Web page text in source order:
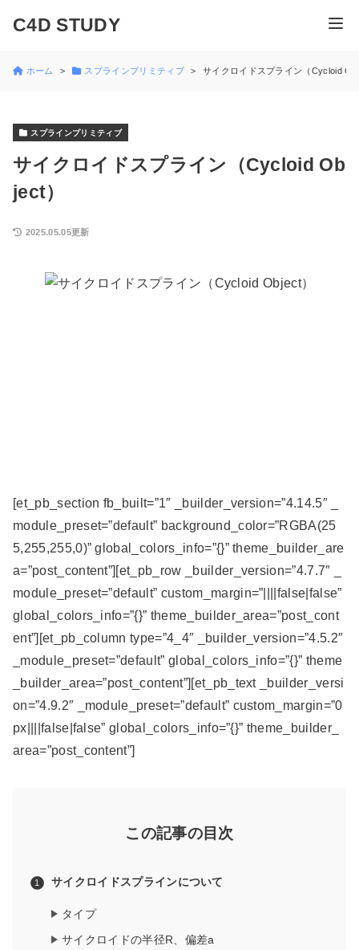
C4D STUDY
ホーム スプラインプリミティブ サイクロイドスプライン（Cycloid
スプラインプリミティブ
サイクロイドスプライン（Cycloid Ob
ject）
2025.05.05更新
[et_pb_section fb_built=”1″ _builder_version=”4.14.5″ _
module_preset=”default” background_color=”RGBA(25
5,255,255,0)” global_colors_info=”{}” theme_builder_are
a=”post_content”][et_pb_row _builder_version=”4.7.7″ _
module_preset=”default” custom_margin=”||||false|false”
global_colors_info=”{}” theme_builder_area=”post_cont
ent”][et_pb_column type=”4_4″ _builder_version=”4.5.2″
_module_preset=”default” global_colors_info=”{}” theme
_builder_area=”post_content”][et_pb_text _builder_versi
on=”4.9.2″ _module_preset=”default” custom_margin=”0
px||||false|false” global_colors_info=”{}” theme_builder_
area=”post_content”]
この記事の目次
サイクロイドスプラインについて
タイプ
サイクロイドの半径R、偏差a